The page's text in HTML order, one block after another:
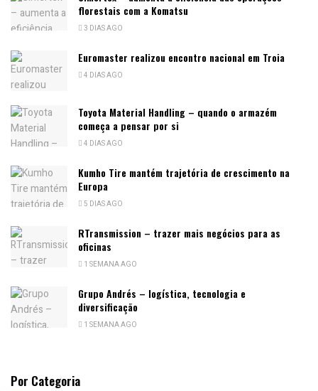
florestais com a Komatsu
3 DIAS AGO
Euromaster realizou encontro nacional em Troia
4 DIAS AGO
Toyota Material Handling – quando o armazém
começa a pensar por si
4 DIAS AGO
Kumho Tire mantém trajetória de crescimento na
Europa
5 DIAS AGO
RTransmission – trazer mais negócios para as
oficinas
1 SEMANA AGO
Grupo Andrés – logística, tecnologia e
diversificação
1 SEMANA AGO
Por Categoria